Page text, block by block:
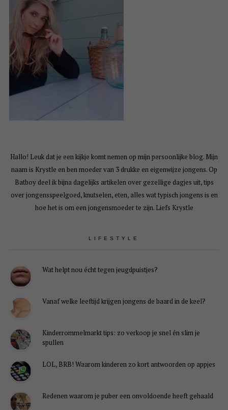
Hallo! Leuk dat je een kijkje komt nemen op mijn persoonlijke blog. Mijn
naam is Krystle en ben moeder van 3 drukke en eigenwijze jongens. Op
Batboy deel ik bijna dagelijks artikelen over gezellige dagjes uit, tips
over jongensspeelgoed, knutselen, eten, alles wat typisch jongens is en
hoe het is om een jongensmoeder te zijn. Liefs Krystle
LIFESTYLE
Wat helpt nou écht tegen jeugdpuistjes?
Vanaf welke leeftijd krijgen jongens de baard in de keel?
Kinderrommelmarkt tips: zo verkoop je snel én slim je
spullen
LOL, BRB! Waarom kinderen zo kort antwoorden op appjes
Redenen waarom je puber een onvoldoende heeft gehaald